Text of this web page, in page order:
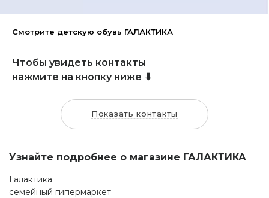
Смотрите детскую обувь ГАЛАКТИКА
Чтобы увидеть контакты
нажмите на кнопку ниже ⬇
Показать контакты
Узнайте подробнее о магазине ГАЛАКТИКА
Галактика
семейный гипермаркет